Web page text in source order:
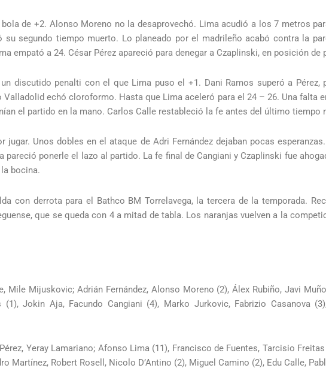
de +2. Alonso Moreno no la desaprovechó. Lima acudió a los 7 metros
su segundo tiempo muerto. Lo planeado por el madrileño acabó contra la
empató a 24. César Pérez apareció para denegar a Czaplinski, en posición de
discutido penalti con el que Lima puso el +1. Dani Ramos superó a
echó cloroformo. Hasta que Lima aceleró para el 24 – 26. Una falta
el partido en la mano. Carlos Calle restableció la fe antes del último tiempo
jugar. Unos dobles en el ataque de Adri Fernández dejaban pocas
ponerle el lazo al partido. La fe final de Cangiani y Czaplinski fue
bocina.
con derrota para el Bathco BM Torrelavega, la tercera de la temporada.
que se queda con 4 a mitad de tabla. Los naranjas vuelven a la
Mile Mijuskovic; Adrián Fernández, Alonso Moreno (2), Álex Rubiño, Javi
(1), Jokin Aja, Facundo Cangiani (4), Marko Jurkovic, Fabrizio Casanova
Yeray Lamariano; Afonso Lima (11), Francisco de Fuentes, Tarcisio
Martínez, Robert Rosell, Nicolo D’Antino (2), Miguel Camino (2), Edu Calle,